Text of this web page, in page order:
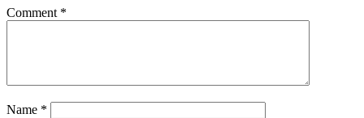
Comment *
Name *